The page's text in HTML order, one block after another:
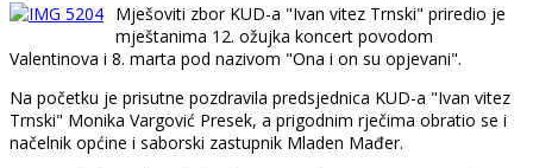
Mješoviti zbor KUD-a "Ivan vitez Trnski" priredio je
mještanima 12. ožujka koncert povodom
Valentinova i 8. marta pod nazivom "Ona i on su opjevani".
Na početku je prisutne pozdravila predsjednica KUD-a "Ivan vitez
Trnski" Monika Vargović Presek, a prigodnim rječima obratio se i
načelnik općine i saborski zastupnik Mladen Mađer.